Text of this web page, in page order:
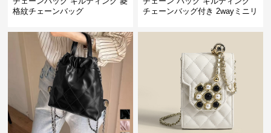
格紋チェーンバッグ
チェーンバッグ付き 2wayミニリ